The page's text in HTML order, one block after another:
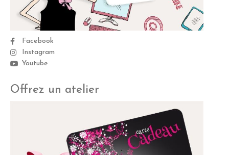
Facebook
Instagram
Youtube
Offrez un atelier